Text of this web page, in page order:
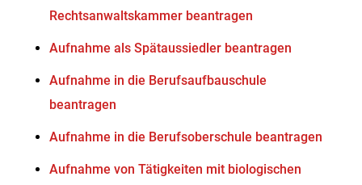
Rechtsanwaltskammer beantragen
Aufnahme als Spätaussiedler beantragen
Aufnahme in die Berufsaufbauschule
beantragen
Aufnahme in die Berufsoberschule beantragen
Aufnahme von Tätigkeiten mit biologischen